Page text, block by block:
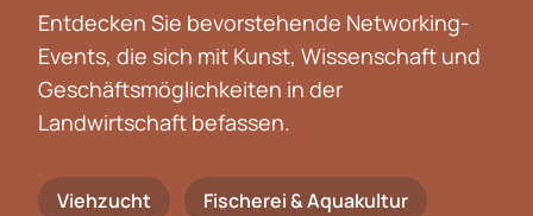
Entdecken Sie bevorstehende Networking-
Events, die sich mit Kunst, Wissenschaft und
Geschäftsmöglichkeiten in der
Landwirtschaft befassen.
Viehzucht Fischerei & Aquakultur